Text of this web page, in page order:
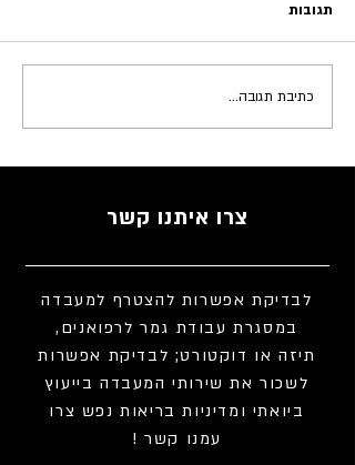
חזון המיזם לבינה מלאכותית
אחראית ברפואה (מאי, 2025)
תגובות
כתיבת תגובה...
צרו איתנו קשר
לבדיקת אפשרות להצטרף למעבדה
במסגרת עבודת גמר לרפואנים,
תיזה או דוקטורט; לבדיקת אפשרות
לשכור את שירותי המעבדה בייעוץ
ביואתי ומדיניות בריאות נפש צרו
עמנו קשר !